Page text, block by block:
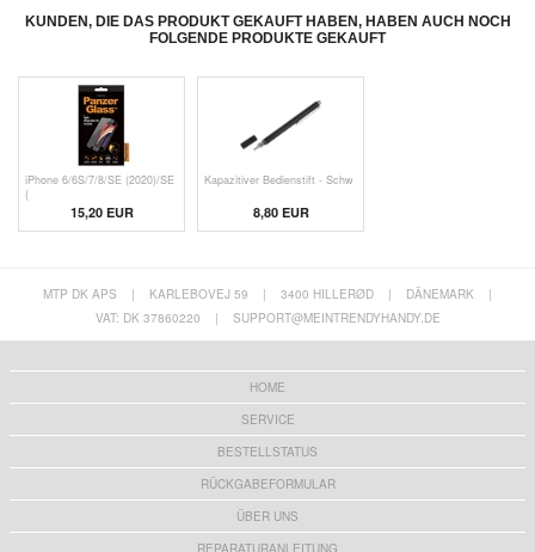
KUNDEN, DIE DAS PRODUKT GEKAUFT HABEN, HABEN AUCH NOCH
FOLGENDE PRODUKTE GEKAUFT
iPhone 6/6S/7/8/SE (2020)/SE
(
15,20 EUR
Kapazitiver Bedienstift - Schw
8,80 EUR
MTP DK APS | KARLEBOVEJ 59 | 3400 HILLERØD | DÄNEMARK
|
VAT: DK 37860220
| SUPPORT@MEINTRENDYHANDY.DE
HOME
SERVICE
BESTELLSTATUS
RÜCKGABEFORMULAR
ÜBER UNS